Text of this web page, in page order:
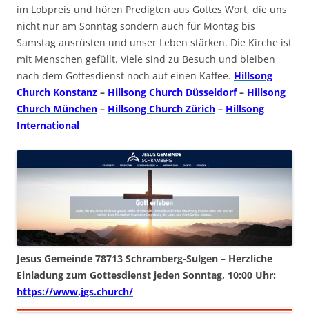
im Lobpreis und hören Predigten aus Gottes Wort, die uns
nicht nur am Sonntag sondern auch für Montag bis
Samstag ausrüsten und unser Leben stärken. Die Kirche ist
mit Menschen gefüllt. Viele sind zu Besuch und bleiben
nach dem Gottesdienst noch auf einen Kaffee. Hillsong
Church Konstanz – Hillsong Church Düsseldorf– Hillsong
Church München – Hillsong Church Zürich – Hillsong
International
Jesus Gemeinde 78713 Schramberg-Sulgen – Herzliche
Einladung zum Gottesdienst jeden Sonntag, 10:00 Uhr:
https://www.jgs.church/